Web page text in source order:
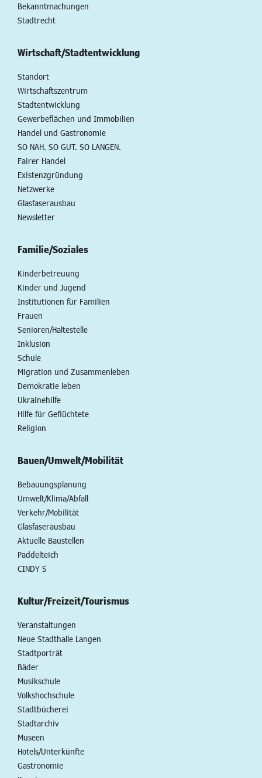
Bekanntmachungen
Stadtrecht
Wirtschaft/Stadtentwicklung
Standort
Wirtschaftszentrum
Stadtentwicklung
Gewerbeflächen und Immobilien
Handel und Gastronomie
SO NAH. SO GUT. SO LANGEN.
Fairer Handel
Existenzgründung
Netzwerke
Glasfaserausbau
Newsletter
Familie/Soziales
Kinderbetreuung
Kinder und Jugend
Institutionen für Familien
Frauen
Senioren/Haltestelle
Inklusion
Schule
Migration und Zusammenleben
Demokratie leben
Ukrainehilfe
Hilfe für Geflüchtete
Religion
Bauen/Umwelt/Mobilität
Bebauungsplanung
Umwelt/Klima/Abfall
Verkehr/Mobilität
Glasfaserausbau
Aktuelle Baustellen
Paddelteich
CINDY S
Kultur/Freizeit/Tourismus
Veranstaltungen
Neue Stadthalle Langen
Stadtporträt
Bäder
Musikschule
Volkshochschule
Stadtbücherei
Stadtarchiv
Museen
Hotels/Unterkünfte
Gastronomie